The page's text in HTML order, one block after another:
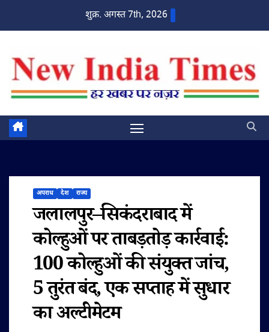
शुक्र. अगस्त 7th, 2026
अपराध देश राज्य
जलालपुर–सिकंदराबाद में
कोल्हुओं पर ताबड़तोड़ कार्रवाई:
100 कोल्हुओं की संयुक्त जांच,
5 तुरंत बंद, एक सप्ताह में सुधार
का अल्टीमेटम